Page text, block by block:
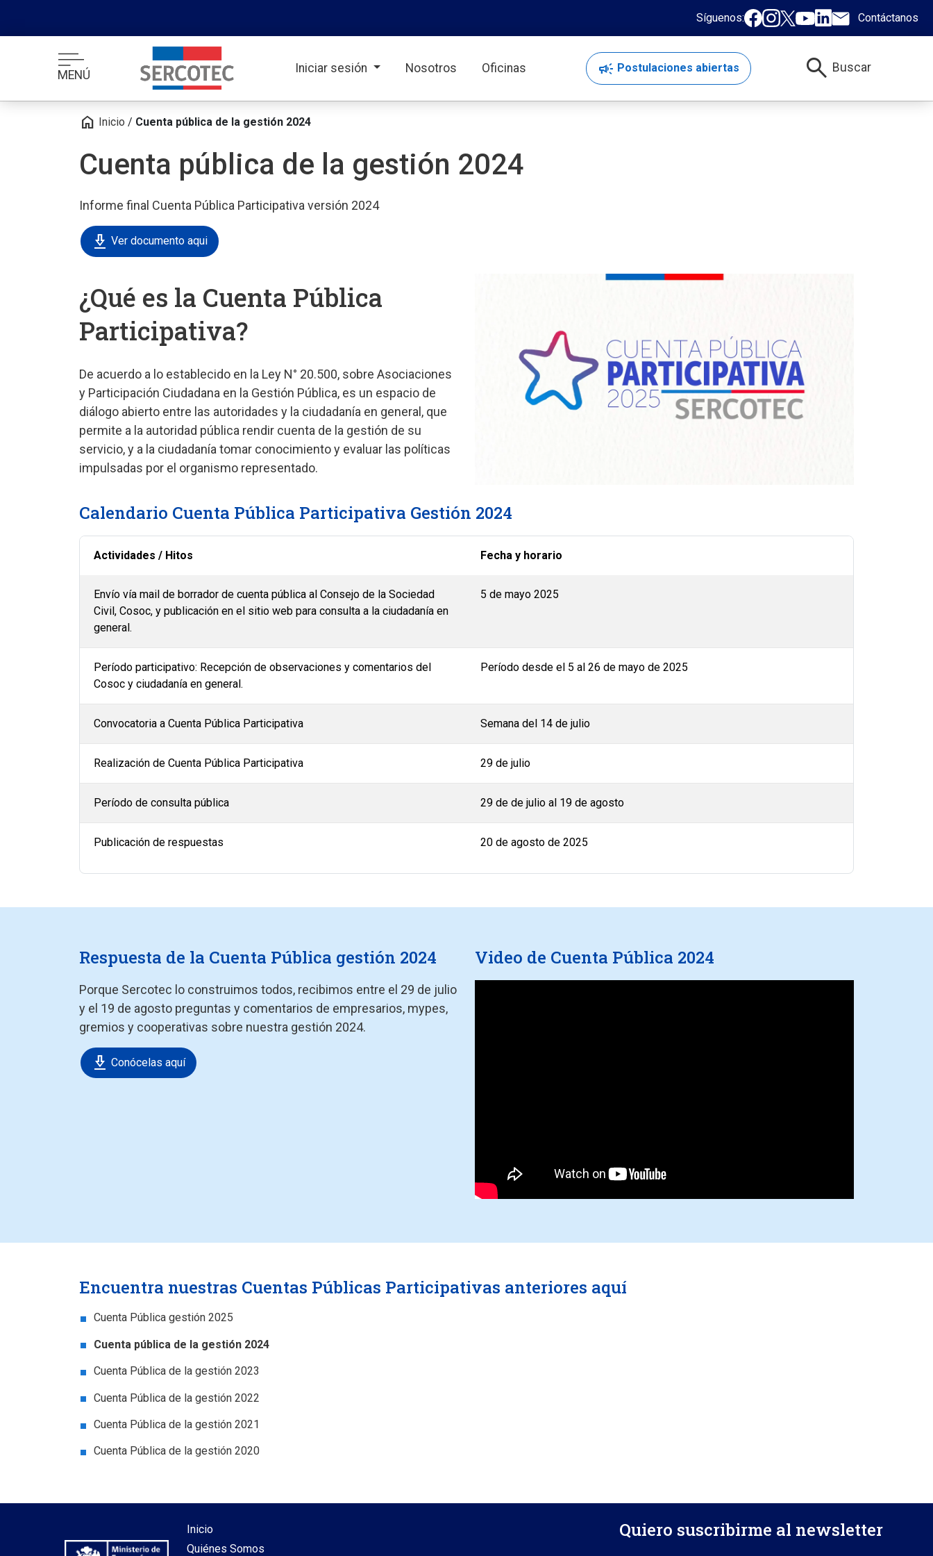
Síguenos: Contáctanos
MENÚ Iniciar sesión Nosotros Oficinas campaign Postulaciones abiertas search Buscar
home Inicio / Cuenta pública de la gestión 2024
Cuenta pública de la gestión 2024
Informe final Cuenta Pública Participativa versión 2024
download_2 Ver documento aqui
¿Qué es la Cuenta Pública
Participativa?
De acuerdo a lo establecido en la Ley N° 20.500, sobre Asociaciones
y Participación Ciudadana en la Gestión Pública, es un espacio de
diálogo abierto entre las autoridades y la ciudadanía en general, que
permite a la autoridad pública rendir cuenta de la gestión de su
servicio, y a la ciudadanía tomar conocimiento y evaluar las políticas
impulsadas por el organismo representado.
Calendario Cuenta Pública Participativa Gestión 2024
Actividades / Hitos Fecha y horario
Envío vía mail de borrador de cuenta pública al Consejo de la Sociedad
Civil, Cosoc, y publicación en el sitio web para consulta a la ciudadanía en
general.
5 de mayo 2025
Período participativo: Recepción de observaciones y comentarios del
Cosoc y ciudadanía en general.
Período desde el 5 al 26 de mayo de 2025
Convocatoria a Cuenta Pública Participativa Semana del 14 de julio
Realización de Cuenta Pública Participativa 29 de julio
Período de consulta pública 29 de de julio al 19 de agosto
Publicación de respuestas 20 de agosto de 2025
Respuesta de la Cuenta Pública gestión 2024
Porque Sercotec lo construimos todos, recibimos entre el 29 de julio
y el 19 de agosto preguntas y comentarios de empresarios, mypes,
gremios y cooperativas sobre nuestra gestión 2024.
download_2 Conócelas aquí
Video de Cuenta Pública 2024
Encuentra nuestras Cuentas Públicas Participativas anteriores aquí
Cuenta Pública gestión 2025
Cuenta pública de la gestión 2024
Cuenta Pública de la gestión 2023
Cuenta Pública de la gestión 2022
Cuenta Pública de la gestión 2021
Cuenta Pública de la gestión 2020
Inicio
Quiénes Somos
Quiero suscribirme al newsletter